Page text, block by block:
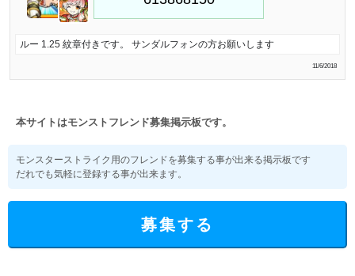
ルー 1.25 紋章付きです。 サンダルフォンの方お願いします
11/6/2018
本サイトはモンストフレンド募集掲示板です。
モンスターストライク用のフレンドを募集する事が出来る掲示板です
だれでも気軽に登録する事が出来ます。
募集する